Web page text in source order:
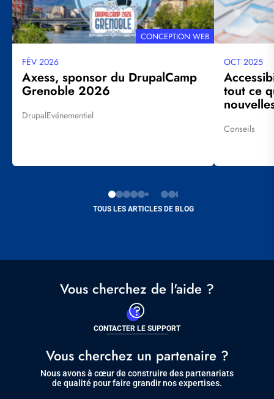
TOUS LES ARTICLES DE BLOG
THÉMATIQUE
CONCEPTION WEB
Date
mise
à
jour
FÉV 2026
Axess, sponsor du DrupalCamp
Grenoble 2026
Tags
DrupalEvénementiel
Date
mise
à
jour
OCT 2025
tout ce
Tags
Conseils
Vous cherchez de l'aide ?
CONTACTER LE SUPPORT
Vous cherchez un partenaire ?
Nous avons à cœur de construire des partenariats
de qualité pour faire grandir nos expertises.